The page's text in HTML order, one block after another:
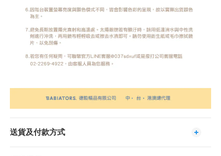
送貨及付款方式